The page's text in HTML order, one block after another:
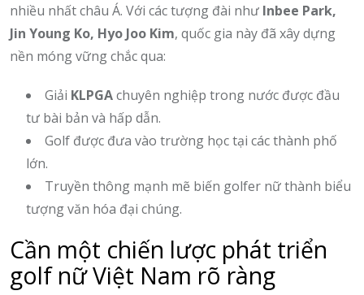
nhiều nhất châu Á. Với các tượng đài như Inbee Park,
Jin Young Ko, Hyo Joo Kim, quốc gia này đã xây dựng
nền móng vững chắc qua:
Giải KLPGAchuyên nghiệp trong nước được đầu
tư bài bản và hấp dẫn.
Golf được đưa vào trường học tại các thành phố
lớn.
Truyền thông mạnh mẽ biến golfer nữ thành biểu
tượng văn hóa đại chúng.
Cần một chiến lược phát triển
golf nữ Việt Nam rõ ràng